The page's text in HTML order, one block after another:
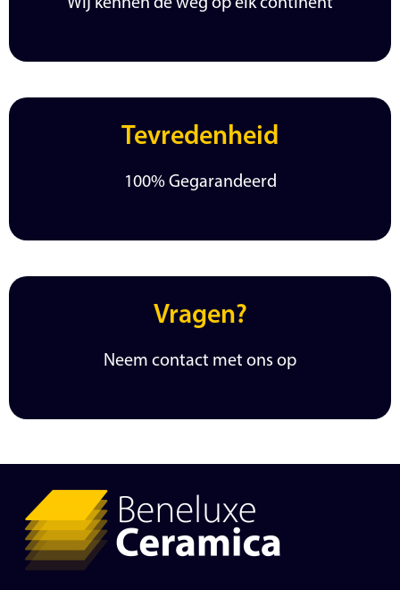
Wij kennen de weg op elk continent
Tevredenheid
100% Gegarandeerd
Vragen?
Neem contact met ons op